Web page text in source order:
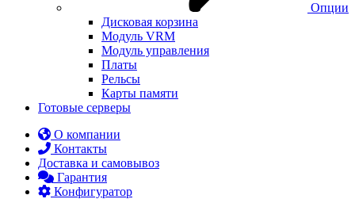
Опции
Дисковая корзина
Модуль VRM
Модуль управления
Платы
Рельсы
Карты памяти
Готовые серверы
О компании
Контакты
Доставка и самовывоз
Гарантия
Конфигуратор